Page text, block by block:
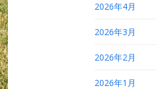
2026年4月
2026年3月
2026年2月
2026年1月